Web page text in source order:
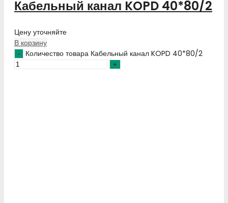
Кабельный канал KOPD 40*80/2
Цену уточняйте
В корзину
Количество товара Кабельный канал KOPD 40*80/2